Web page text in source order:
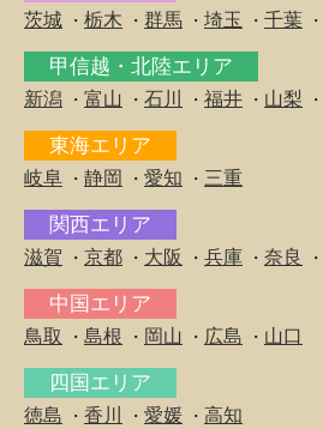
茨城 ・ 栃木 ・ 群馬 ・ 埼玉 ・ 千葉 ・
甲信越・北陸エリア
新潟 ・ 富山 ・ 石川 ・ 福井 ・ 山梨 ・
東海エリア
岐阜 ・ 静岡 ・ 愛知 ・ 三重
関西エリア
滋賀 ・ 京都 ・ 大阪 ・ 兵庫 ・ 奈良 ・
中国エリア
鳥取 ・ 島根 ・ 岡山 ・ 広島 ・ 山口
四国エリア
徳島 ・ 香川 ・ 愛媛 ・ 高知